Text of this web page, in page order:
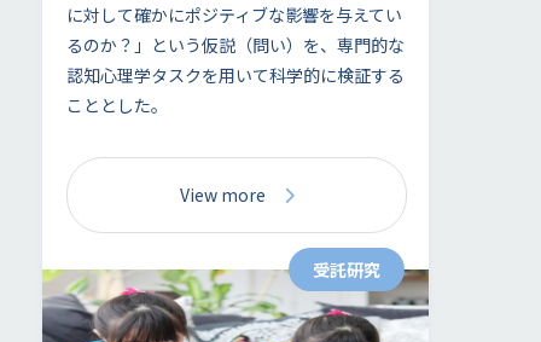
に対して確かにポジティブな影響を与えてい
るのか？」という仮説（問い）を、専門的な
認知心理学タスクを用いて科学的に検証する
こととした。
View more
受託研究